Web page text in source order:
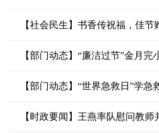
【社会民生】书香传祝福，佳
【部门动态】“廉洁过节”金月完
【部门动态】“世界急救日”学
【时政要闻】王燕率队慰问教